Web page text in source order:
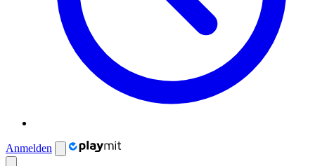
Anmelden